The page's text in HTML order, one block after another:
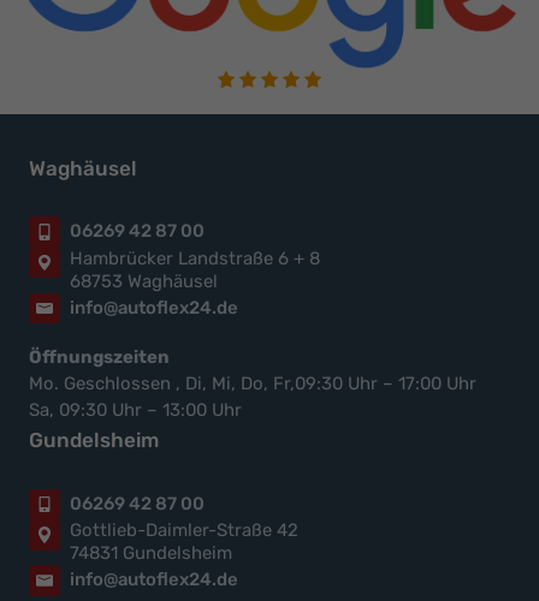
Waghäusel
06269 42 87 00
Hambrücker Landstraße 6 + 8
68753 Waghäusel
info@autoflex24.de
Öffnungszeiten
Mo. Geschlossen , Di, Mi, Do, Fr,09:30 Uhr – 17:00 Uhr
Sa, 09:30 Uhr – 13:00 Uhr
Gundelsheim
06269 42 87 00
Gottlieb-Daimler-Straße 42
74831 Gundelsheim
info@autoflex24.de